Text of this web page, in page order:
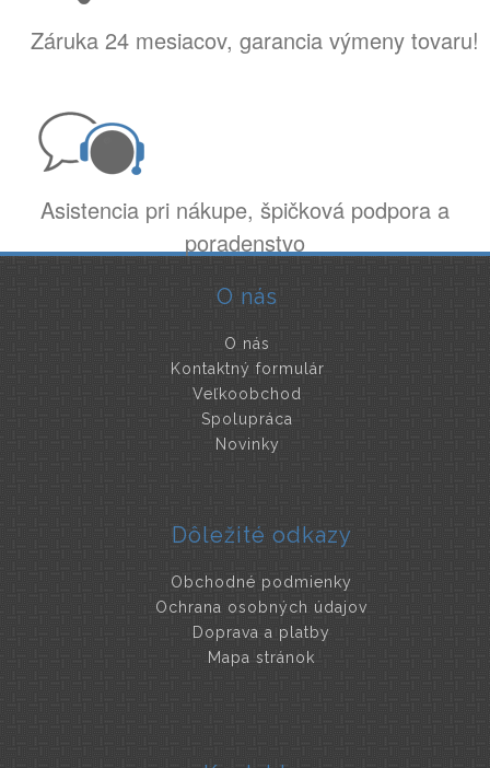
Záruka 24 mesiacov, garancia výmeny tovaru!
Asistencia pri nákupe, špičková podpora a
poradenstvo
O nás
O nás
Kontaktný formulár
Veľkoobchod
Spolupráca
Novinky
Dôležité odkazy
Obchodné podmienky
Ochrana osobných údajov
Doprava a platby
Mapa stránok